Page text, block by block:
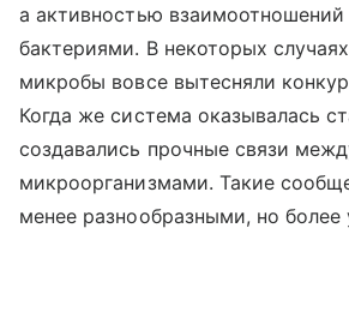
а активностью
бактериями. В некоторых
микробы вовсе вытесняли
Когда же система оказывалась
создавались прочные связи
микроорганизмами. Такие
менее разнообразными, но